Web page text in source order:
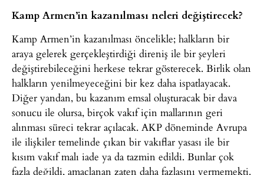
Kamp Armen’in kazanılması neleri değiştirecek?
Kamp Armen’in kazanılması öncelikle; halkların bir
araya gelerek gerçekleştirdiği direniş ile bir şeyleri
değiştirebileceğini herkese tekrar gösterecek. Birlik olan
halkların yenilmeyeceğini bir kez daha ispatlayacak.
Diğer yandan, bu kazanım emsal oluşturacak bir dava
sonucu ile olursa, birçok vakıf için mallarının geri
alınması süreci tekrar açılacak. AKP döneminde Avrupa
ile ilişkiler temelinde çıkan bir vakıflar yasası ile bir
kısım vakıf malı iade ya da tazmin edildi. Bunlar çok
fazla değildi, amaçlanan zaten daha fazlasını vermemekti.